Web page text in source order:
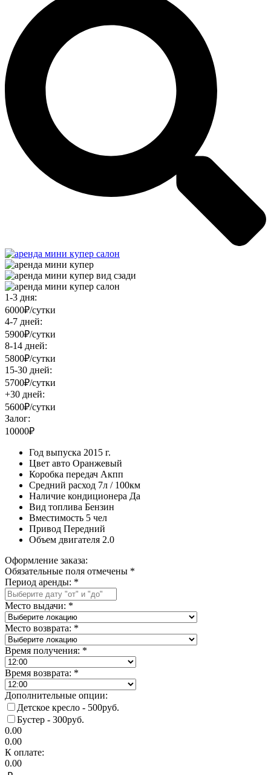
1-3 дня:
6000₽/сутки
4-7 дней:
5900₽/сутки
8-14 дней:
5800₽/сутки
15-30 дней:
5700₽/сутки
+30 дней:
5600₽/сутки
Залог:
10000₽
Год выпуска 2015 г.
Цвет авто Оранжевый
Коробка передач Акпп
Средний расход 7л / 100км
Наличие кондиционера Да
Вид топлива Бензин
Вместимость 5 чел
Привод Передний
Объем двигателя 2.0
Оформление заказа:
Обязательные поля отмечены *
Период аренды: *
Место выдачи: *
Место возврата: *
Время получения: *
Время возврата: *
Дополнительные опции:
Детское кресло - 500руб.
Бустер - 300руб.
0.00
0.00
К оплате:
0.00